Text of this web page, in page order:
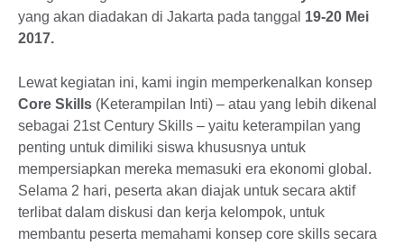
yang akan diadakan di Jakarta pada tanggal 19-20 Mei
2017.
Lewat kegiatan ini, kami ingin memperkenalkan konsep
Core Skills (Keterampilan Inti) – atau yang lebih dikenal
sebagai 21st Century Skills – yaitu keterampilan yang
penting untuk dimiliki siswa khususnya untuk
mempersiapkan mereka memasuki era ekonomi global.
Selama 2 hari, peserta akan diajak untuk secara aktif
terlibat dalam diskusi dan kerja kelompok, untuk
membantu peserta memahami konsep core skills secara